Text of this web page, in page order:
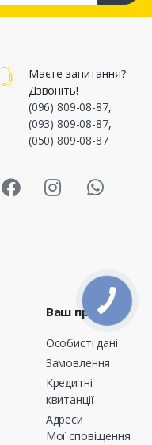
Маєте запитання?
Дзвоніть!
(096) 809-08-87,
(093) 809-08-87,
(050) 809-08-87
Ваш профіль
Особисті дані
Замовлення
Кредитні
квитанції
Адреси
Мої сповіщення